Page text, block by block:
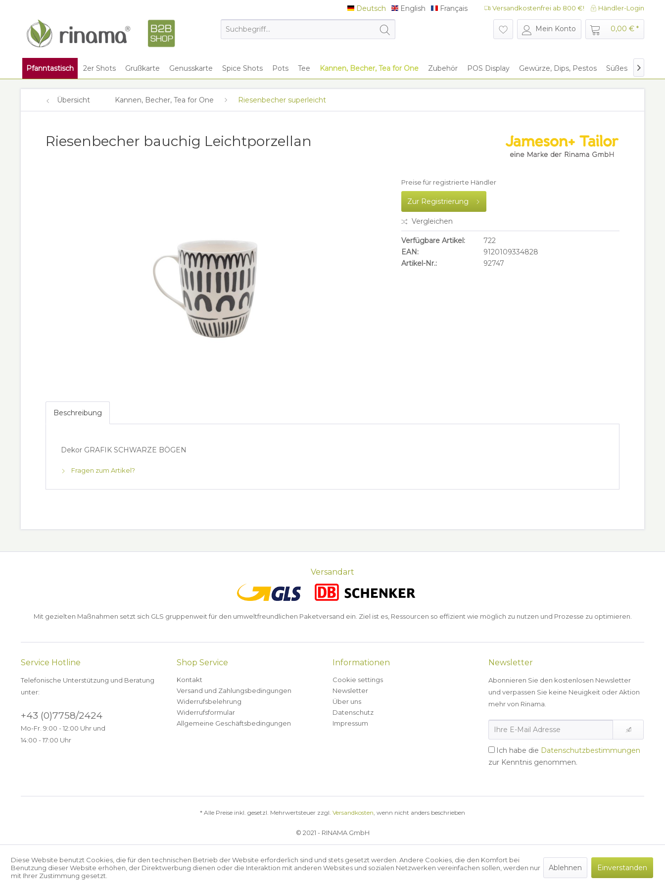
Deutsch
Deutsch English
English Français
Français Versandkostenfrei ab 800 €! Händler-Login
Mein Konto 0,00 € *
Pfanntastisch 2er Shots Grußkarte Genusskarte Spice Shots Pots Tee Kannen, Becher, Tea for One Zubehör POS Display Gewürze, Dips, Pestos Süßes Give

Übersicht Kannen, Becher, Tea for One Riesenbecher superleicht
Riesenbecher bauchig Leichtporzellan
Preise für registrierte Händler
Zur Registrierung
Vergleichen
Verfügbare Artikel:
722
EAN:
9120109334828
Artikel-Nr.:
92747
Beschreibung
Dekor GRAFIK SCHWARZE BÖGEN
Fragen zum Artikel?
Versandart
Mit gezielten Maßnahmen setzt sich GLS gruppenweit für den umweltfreundlichen Paketversand ein. Ziel ist es, Ressourcen so effizient wie möglich zu nutzen und Prozesse zu optimieren.
Service Hotline
Telefonische Unterstützung und Beratung
unter:
+43 (0)7758/2424
Mo-Fr. 9:00 - 12:00 Uhr und
14:00 - 17:00 Uhr
Shop Service
Kontakt
Versand und Zahlungsbedingungen
Widerrufsbelehrung
Widerrufsformular
Allgemeine Geschäftsbedingungen
Informationen
Cookie settings
Newsletter
Über uns
Datenschutz
Impressum
Newsletter
Abonnieren Sie den kostenlosen Newsletter
und verpassen Sie keine Neuigkeit oder Aktion
mehr von Rinama.
Ich habe die Datenschutzbestimmungen
zur Kenntnis genommen.
* Alle Preise inkl. gesetzl. Mehrwertsteuer zzgl. Versandkosten, wenn nicht anders beschrieben
© 2021 - RINAMA GmbH
Diese Website benutzt Cookies, die für den technischen Betrieb der Website erforderlich sind und stets gesetzt werden. Andere Cookies, die den Komfort bei
Benutzung dieser Website erhöhen, der Direktwerbung dienen oder die Interaktion mit anderen Websites und sozialen Netzwerken vereinfachen sollen, werden nur
mit Ihrer Zustimmung gesetzt.
Ablehnen Einverstanden